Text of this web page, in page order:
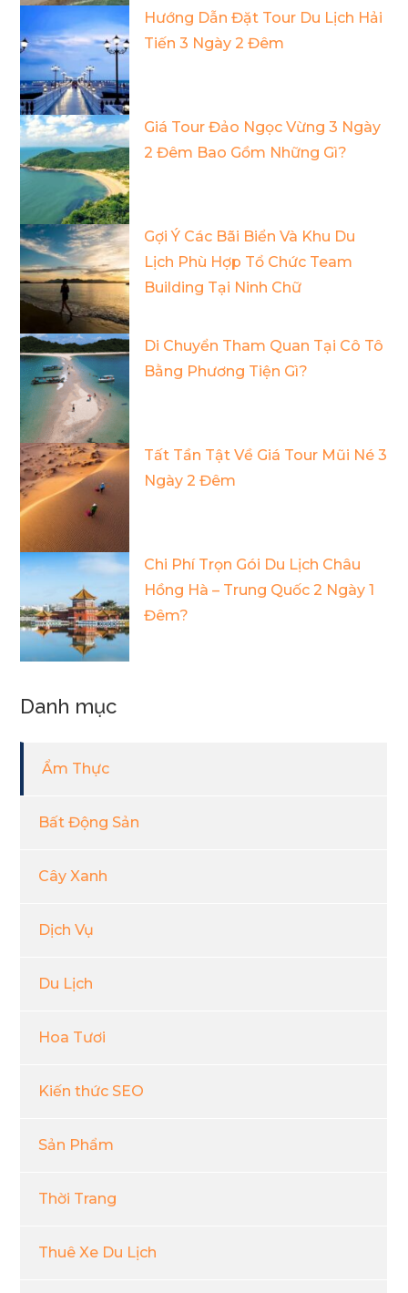
Hướng Dẫn Đặt Tour Du Lịch Hải
Tiến 3 Ngày 2 Đêm
Giá Tour Đảo Ngọc Vừng 3 Ngày
2 Đêm Bao Gồm Những Gì?
Gợi Ý Các Bãi Biển Và Khu Du
Lịch Phù Hợp Tổ Chức Team
Building Tại Ninh Chữ
Di Chuyển Tham Quan Tại Cô Tô
Bằng Phương Tiện Gì?
Tất Tần Tật Về Giá Tour Mũi Né 3
Ngày 2 Đêm
Chi Phí Trọn Gói Du Lịch Châu
Hồng Hà – Trung Quốc 2 Ngày 1
Đêm?
Danh mục
Ẩm Thực
Bất Động Sản
Cây Xanh
Dịch Vụ
Du Lịch
Hoa Tươi
Kiến thức SEO
Sản Phẩm
Thời Trang
Thuê Xe Du Lịch